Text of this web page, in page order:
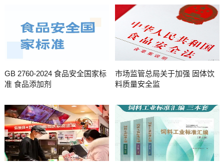
GB 2760-2024 食品安全国家标
准 食品添加剂
市场监管总局关于加强 固体饮
料质量安全监